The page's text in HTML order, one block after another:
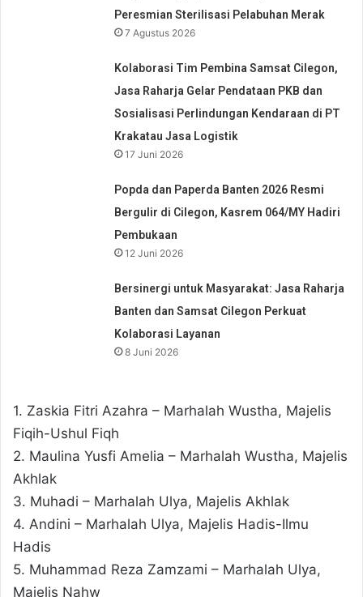
Peresmian Sterilisasi Pelabuhan Merak
7 Agustus 2026
Kolaborasi Tim Pembina Samsat Cilegon,
Jasa Raharja Gelar Pendataan PKB dan
Sosialisasi Perlindungan Kendaraan di PT
Krakatau Jasa Logistik
17 Juni 2026
Popda dan Paperda Banten 2026 Resmi
Bergulir di Cilegon, Kasrem 064/MY Hadiri
Pembukaan
12 Juni 2026
Bersinergi untuk Masyarakat: Jasa Raharja
Banten dan Samsat Cilegon Perkuat
Kolaborasi Layanan
8 Juni 2026
1. Zaskia Fitri Azahra – Marhalah Wustha, Majelis
Fiqih-Ushul Fiqh
2. Maulina Yusfi Amelia – Marhalah Wustha, Majelis
Akhlak
3. Muhadi – Marhalah Ulya, Majelis Akhlak
4. Andini – Marhalah Ulya, Majelis Hadis-Ilmu
Hadis
5. Muhammad Reza Zamzami – Marhalah Ulya,
Majelis Nahw